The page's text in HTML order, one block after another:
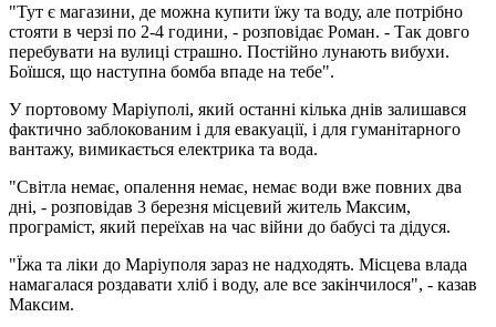
"Тут є магазини, де можна купити їжу та воду, але потрібно
стояти в черзі по 2-4 години, - розповідає Роман. - Так довго
перебувати на вулиці страшно. Постійно лунають вибухи.
Боїшся, що наступна бомба впаде на тебе".
У портовому Маріуполі, який останні кілька днів залишався
фактично заблокованим і для евакуації, і для гуманітарного
вантажу, вимикається електрика та вода.
"Світла немає, опалення немає, немає води вже повних два
дні, - розповідав 3 березня місцевий житель Максим,
програміст, який переїхав на час війни до бабусі та дідуся.
"Їжа та ліки до Маріуполя зараз не надходять. Місцева влада
намагалася роздавати хліб і воду, але все закінчилося", - казав
Максим.